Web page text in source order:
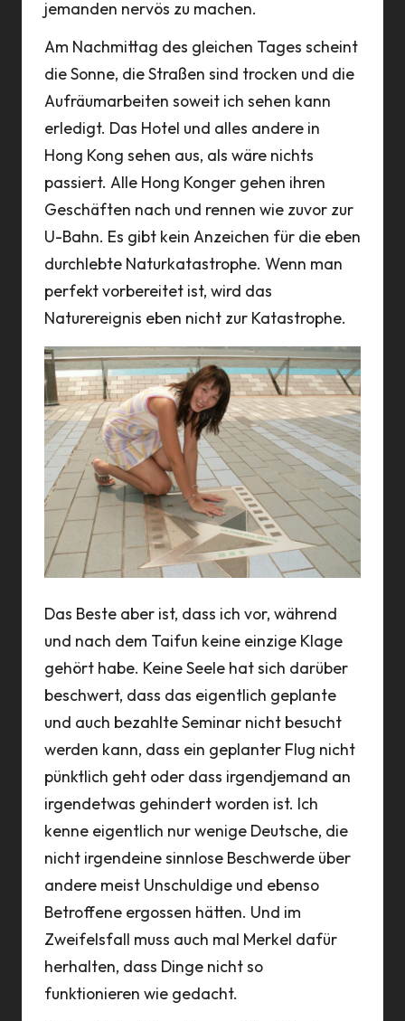
jemanden nervös zu machen.
Am Nachmittag des gleichen Tages scheint
die Sonne, die Straßen sind trocken und die
Aufräumarbeiten soweit ich sehen kann
erledigt. Das Hotel und alles andere in
Hong Kong sehen aus, als wäre nichts
passiert. Alle Hong Konger gehen ihren
Geschäften nach und rennen wie zuvor zur
U-Bahn. Es gibt kein Anzeichen für die eben
durchlebte Naturkatastrophe. Wenn man
perfekt vorbereitet ist, wird das
Naturereignis eben nicht zur Katastrophe.
Das Beste aber ist, dass ich vor, während
und nach dem Taifun keine einzige Klage
gehört habe. Keine Seele hat sich darüber
beschwert, dass das eigentlich geplante
und auch bezahlte Seminar nicht besucht
werden kann, dass ein geplanter Flug nicht
pünktlich geht oder dass irgendjemand an
irgendetwas gehindert worden ist. Ich
kenne eigentlich nur wenige Deutsche, die
nicht irgendeine sinnlose Beschwerde über
andere meist Unschuldige und ebenso
Betroffene ergossen hätten. Und im
Zweifelsfall muss auch mal Merkel dafür
herhalten, dass Dinge nicht so
funktionieren wie gedacht.